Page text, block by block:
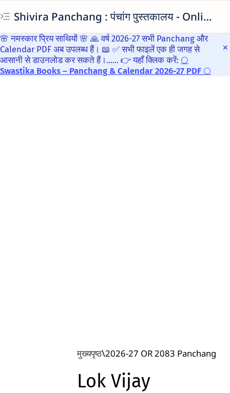
Shivira Panchang : पंचांग पुस्तकालय - Online Library Of Panchangs
🌸 नमस्कार प्रिय साथियों 🌸 🙏 वर्ष 2026-27 सभी Panchang और
Calendar PDF अब उपलब्ध हैं। 📖 ✅ सभी फाइलें एक ही जगह से
आसानी से डाउनलोड कर सकते हैं।...... 👉 यहाँ क्लिक करें: 🌕
Swastika Books – Panchang & Calendar 2026-27 PDF 🌕
मुख्यपृष्ठ 2026-27 OR 2083 Panchang
Lok Vijay